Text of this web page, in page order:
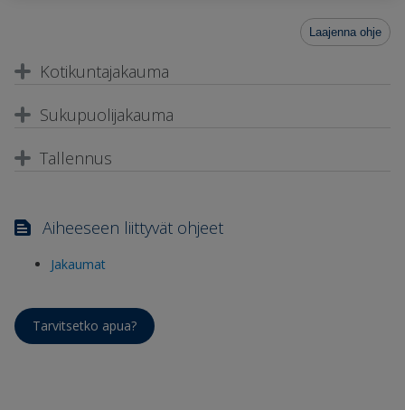
Laajenna ohje
Kotikuntajakauma
Sukupuolijakauma
Tallennus
Aiheeseen liittyvät ohjeet
Jakaumat
Tarvitsetko apua?